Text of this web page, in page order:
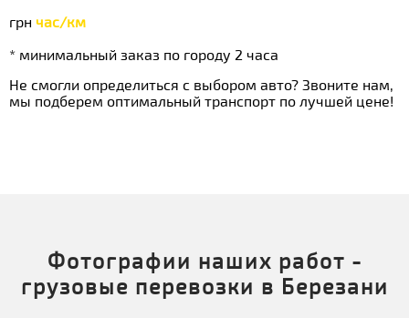
грн час/км
* минимальный заказ по городу 2 часа
Не смогли определиться с выбором авто? Звоните нам,
мы подберем оптимальный транспорт по лучшей цене!
Фотографии наших работ -
грузовые перевозки в Березани